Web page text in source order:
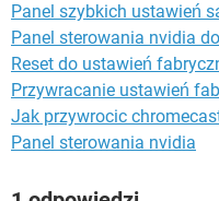
Panel szybkich ustawień
Panel sterowania nvidia
Reset do ustawień
Przywracanie ustawień
Jak przywrocic
Panel sterowania nvidia